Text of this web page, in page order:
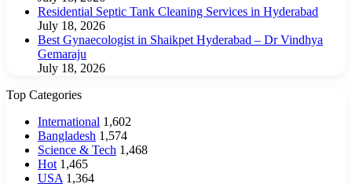
Residential Septic Tank Cleaning Services in Hyderabad
July 18, 2026
Best Gynaecologist in Shaikpet Hyderabad – Dr Vindhya
Gemaraju
July 18, 2026
Top Categories
International 1,602
Bangladesh 1,574
Science & Tech 1,468
Hot 1,465
USA 1,364